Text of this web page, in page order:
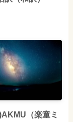
（楽童ミ